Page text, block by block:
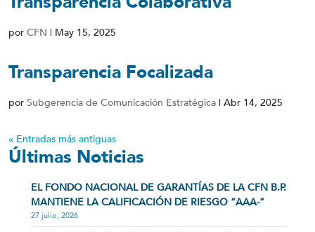
por CFN | May 15, 2025
Transparencia Focalizada
por Subgerencia de Comunicación Estratégica | Abr 14, 2025
« Entradas más antiguas
Últimas Noticias
EL FONDO NACIONAL DE GARANTÍAS DE LA CFN B.P.
MANTIENE LA CALIFICACIÓN DE RIESGO “AAA-”
27 julio, 2026